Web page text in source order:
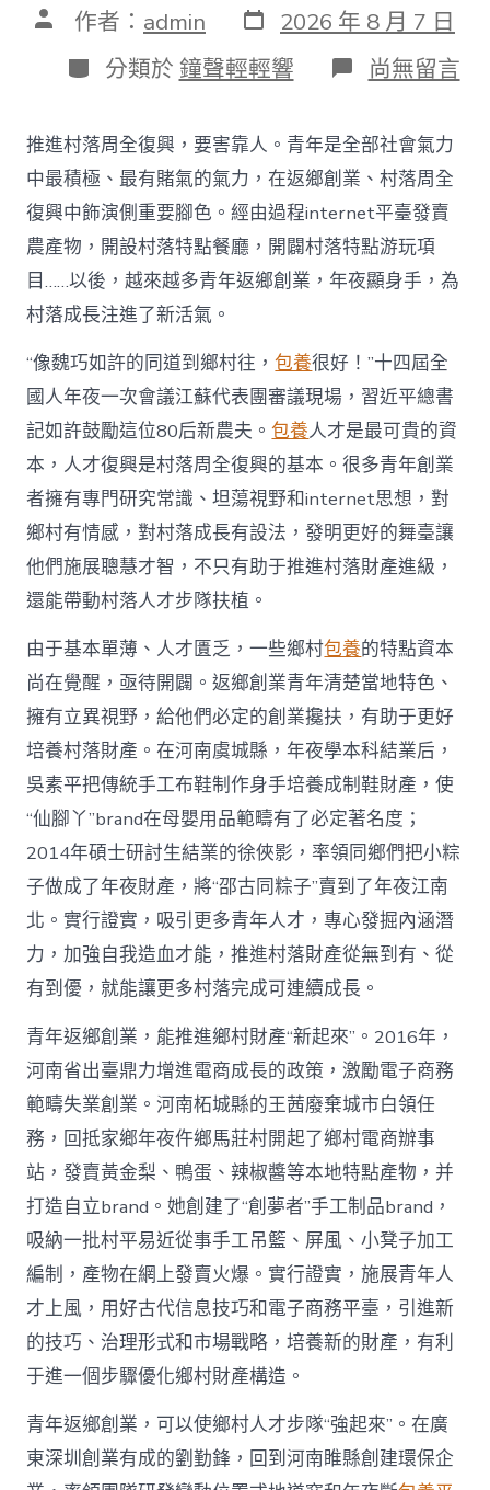
文 作者： admin 發
表
日
期
2026 年 8 月 7 日
分
類
分類於 鐘聲輕輕響 在
〈為
落
財
產
復
興
注
進
人
水
甜
心
寶
物
查
包
養
網
_
中
中
尚無留言
推進村落周全復興，要害靠人。青年是全部社會氣力
中最積極、最有賭氣的氣力，在返鄉創業、村落周全
復興中飾演側重要腳色。經由過程internet平臺發賣
農產物，開設村落特點餐廳，開闢村落特點游玩項
目……以後，越來越多青年返鄉創業，年夜顯身手，為
村落成長注進了新活氣。
“像魏巧如許的同道到鄉村往，包養很好！”十四屆全
國人年夜一次會議江蘇代表團審議現場，習近平總書
記如許鼓勵這位80后新農夫。包養人才是最可貴的資
本，人才復興是村落周全復興的基本。很多青年創業
者擁有專門研究常識、坦蕩視野和internet思想，對
鄉村有情感，對村落成長有設法，發明更好的舞臺讓
他們施展聰慧才智，不只有助于推進村落財產進級，
還能帶動村落人才步隊扶植。
由于基本單薄、人才匱乏，一些鄉村包養的特點資本
尚在覺醒，亟待開闢。返鄉創業青年清楚當地特色、
擁有立異視野，給他們必定的創業攙扶，有助于更好
培養村落財產。在河南虞城縣，年夜學本科結業后，
吳素平把傳統手工布鞋制作身手培養成制鞋財產，使
“仙腳丫”brand在母嬰用品範疇有了必定著名度；
2014年碩士研討生結業的徐俠影，率領同鄉們把小粽
子做成了年夜財產，將“邵古同粽子”賣到了年夜江南
北。實行證實，吸引更多青年人才，專心發掘內涵潛
力，加強自我造血才能，推進村落財產從無到有、從
有到優，就能讓更多村落完成可連續成長。
青年返鄉創業，能推進鄉村財產“新起來”。2016年，
河南省出臺鼎力增進電商成長的政策，激勵電子商務
範疇失業創業。河南柘城縣的王茜廢棄城市白領任
務，回抵家鄉年夜仵鄉馬莊村開起了鄉村電商辦事
站，發賣黃金梨、鴨蛋、辣椒醬等本地特點產物，并
打造自立brand。她創建了“創夢者”手工制品brand，
吸納一批村平易近從事手工吊籃、屏風、小凳子加工
編制，產物在網上發賣火爆。實行證實，施展青年人
才上風，用好古代信息技巧和電子商務平臺，引進新
的技巧、治理形式和市場戰略，培養新的財產，有利
于進一個步驟優化鄉村財產構造。
青年返鄉創業，可以使鄉村人才步隊“強起來”。在廣
東深圳創業有成的劉勤鋒，回到河南睢縣創建環保企